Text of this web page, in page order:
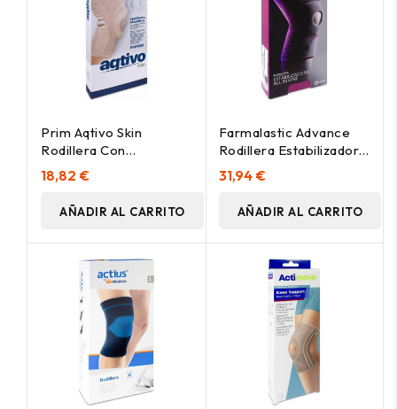
Prim Aqtivo Skin
Rodillera Con
Estabilizadores Talla M,
1 Ud
18,82 €
AÑADIR AL CARRITO
Farmalastic Advance
Rodillera Estabilizadora
All In One T-U 1Ud
31,94 €
AÑADIR AL CARRITO